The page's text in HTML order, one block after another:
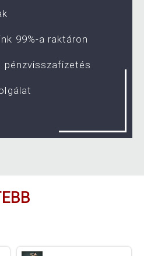
99%-a raktáron
pénzvisszafizetés